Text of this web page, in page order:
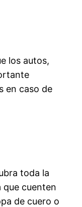
los autos,
en caso de
toda la
que cuenten
de cuero o